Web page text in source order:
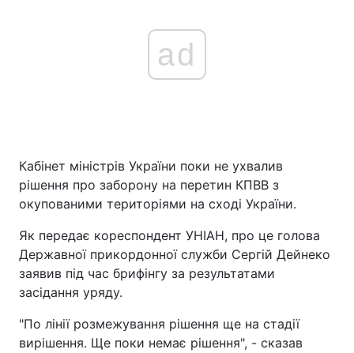
ad
Кабінет міністрів України поки не ухвалив
рішення про заборону на перетин КПВВ з
окупованими територіями на сході України.
Як передає кореспондент УНІАН, про це голова
Державної прикордонної служби Сергій Дейнеко
заявив під час брифінгу за результатами
засідання уряду.
"По лінії розмежування рішення ще на стадії
вирішення. Ще поки немає рішення", - сказав